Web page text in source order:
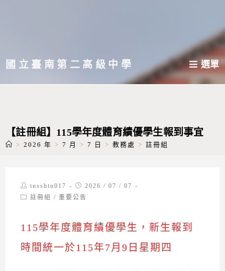
主國立臺南第二高級中學 選單
【註冊組】115學年度體育績優學生報到事宜
> 2026 年 > 7 月 > 7 日 > 教務處 > 註冊組
Post
author:
tnsshtn017
Post
published:
2026 / 07 / 07
Post註冊組 / 重要公告
115學年度體育績優學生，新生報到
時間統一於115年7月9日星期四